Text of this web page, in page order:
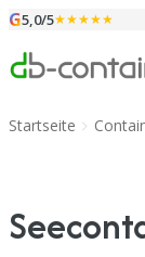
Zum Inhalt
G5,0/5★★★★★
Startseite